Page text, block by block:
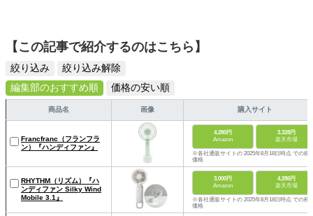
【この記事で紹介するのはこちら】
絞り込み
絞り込み解除
編集部のおすすめ順
価格の安い順
商品名 画像 購入サイト
Francfranc（フランフラ
ン）『ハンディファン』
4,280円
Amazon
3,328円
楽天市場
※各社通販サイトの 2025年8月18日時点 での税
価格
RHYTHM（リズム）『ハ
ンディファン Silky Wind
Mobile 3.1』
3,000円
Amazon
4,286円
楽天市場
※各社通販サイトの 2025年8月18日時点 での税
価格